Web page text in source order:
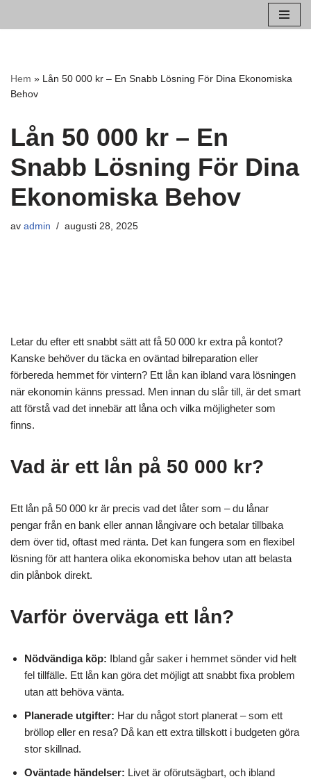
Hem » Lån 50 000 kr – En Snabb Lösning För Dina Ekonomiska
Behov
Lån 50 000 kr – En
Snabb Lösning För Dina
Ekonomiska Behov
av admin augusti 28, 2025
Letar du efter ett snabbt sätt att få 50 000 kr extra på kontot?
Kanske behöver du täcka en oväntad bilreparation eller
förbereda hemmet för vintern? Ett lån kan ibland vara lösningen
när ekonomin känns pressad. Men innan du slår till, är det smart
att förstå vad det innebär att låna och vilka möjligheter som
finns.
Vad är ett lån på 50 000 kr?
Ett lån på 50 000 kr är precis vad det låter som – du lånar
pengar från en bank eller annan långivare och betalar tillbaka
dem över tid, oftast med ränta. Det kan fungera som en flexibel
lösning för att hantera olika ekonomiska behov utan att belasta
din plånbok direkt.
Varför överväga ett lån?
Nödvändiga köp: Ibland går saker i hemmet sönder vid helt
fel tillfälle. Ett lån kan göra det möjligt att snabbt fixa problem
utan att behöva vänta.
Planerade utgifter: Har du något stort planerat – som ett
bröllop eller en resa? Då kan ett extra tillskott i budgeten göra
stor skillnad.
Oväntade händelser: Livet är oförutsägbart, och ibland